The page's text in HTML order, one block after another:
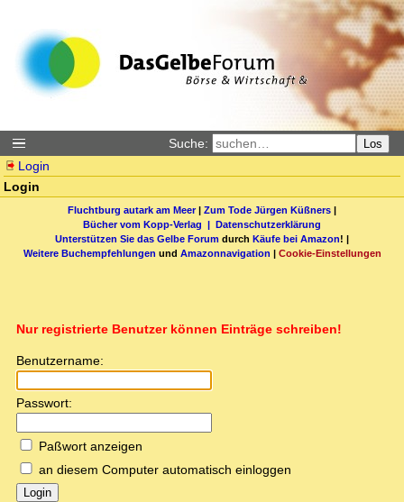
Suche: Los
Login
Login
Fluchtburg autark am Meer| Zum Tode Jürgen Küßners |
Bücher vom Kopp-Verlag | Datenschutzerklärung
Unterstützen Sie das Gelbe Forum durch Käufe bei Amazon! |
Weitere Buchempfehlungen und Amazonnavigation | Cookie-Einstellungen
Nur registrierte Benutzer können Einträge schreiben!
Benutzername:
Passwort:
Paßwort anzeigen
an diesem Computer automatisch einloggen
Login